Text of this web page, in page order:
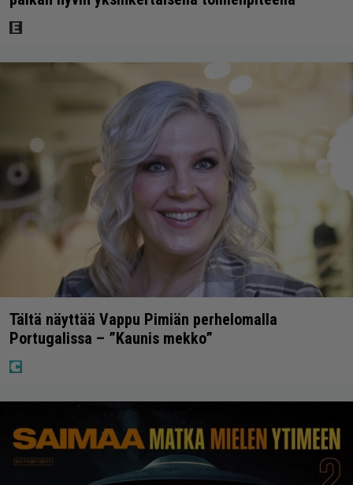
Tältä näyttää Vappu Pimiän perhelomalla
Portugalissa – ”Kaunis mekko”